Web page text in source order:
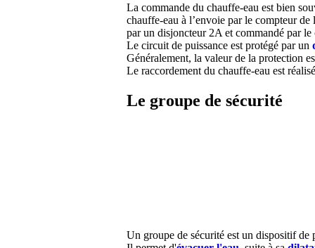
La commande du chauffe-eau est bien
chauffe-eau à l’envoie par le compteur de
par un disjoncteur 2A et commandé par le
Le circuit de puissance est protégé par un
Généralement, la valeur de la protection
Le raccordement du chauffe-eau est
Le groupe de sécurité
Un groupe de sécurité est un dispositif